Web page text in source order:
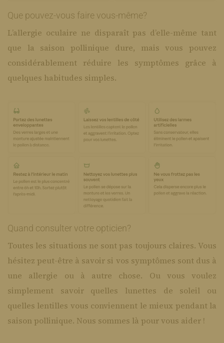
Que pouvez-vous faire vous-même?
L’allergie oculaire ne disparaît pas d’elle-même tant
que la saison pollinique dure, mais vous pouvez
considérablement réduire les symptômes grâce à
quelques habitudes simples.
Quand consulter votre opticien?
​Toutes les situations ne sont pas toujours claires. Vous
hésitez peut-être à savoir si vos symptômes sont dus à
une allergie ou à autre chose. Ou vous voulez
simplement savoir quelles lunettes de soleil ou
quelles lentilles vous conviennent le mieux pendant la
saison pollinique. Nous sommes là pour vous aider !